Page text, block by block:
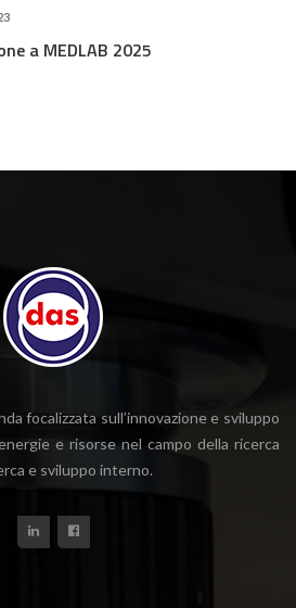
a MEDLAB 2025
focalizzata sull’innovazione e sviluppo
e risorse nel campo della ricerca
e sviluppo interno.